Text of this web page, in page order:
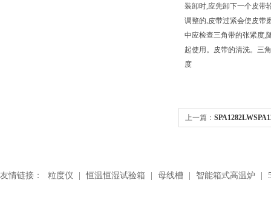
装卸时,应先卸下一个皮带
调整的,皮带过紧会使皮带
中应检查三角带的张紧度,
起使用。皮带的清洗。三
度
上一篇：
友情链接： 粒度仪 恒温恒湿试验箱 母线槽 智能箱式高温炉